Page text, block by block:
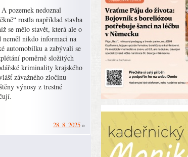
pozemek nedoznal
rostla například stavba
se mělo stavět, která ale o
neměl nikdo informaci na
automobilku a zabývali se
poměrně složitých
kriminality krajského
závažného zločinu
výnosy z trestné
28. 8. 2025»